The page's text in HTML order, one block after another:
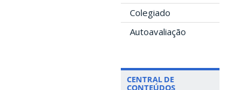
Colegiado
Autoavaliação
CENTRAL DE
CONTEÚDOS